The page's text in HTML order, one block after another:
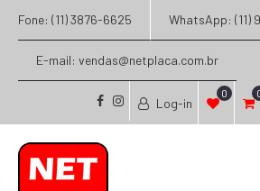
Fone: (11) 3876-6625 WhatsApp: (11)
E-mail: vendas@netplaca.com.br
facebook
instagram
Log-in
0